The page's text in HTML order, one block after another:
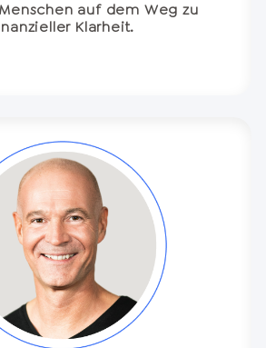
auf dem Weg zu
Klarheit.